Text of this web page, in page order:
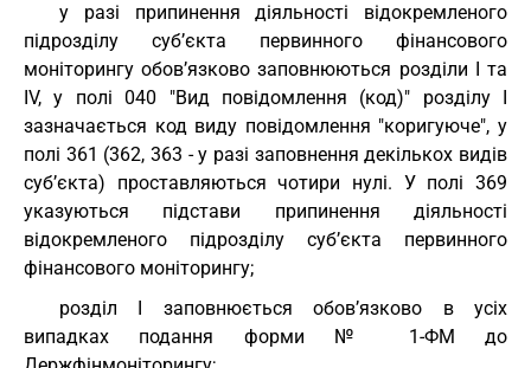
у разі припинення діяльності відокремленого
підрозділу суб’єкта первинного фінансового
моніторингу обов’язково заповнюються розділи І та
IV, у полі 040 "Вид повідомлення (код)" розділу I
зазначається код виду повідомлення "коригуюче", у
полі 361 (362, 363 - у разі заповнення декількох видів
суб’єкта) проставляються чотири нулі. У полі 369
указуються підстави припинення діяльності
відокремленого підрозділу суб’єкта первинного
фінансового моніторингу;
роздiл I заповнюється обов’язково в усіх
випадках подання форми № 1-ФМ до